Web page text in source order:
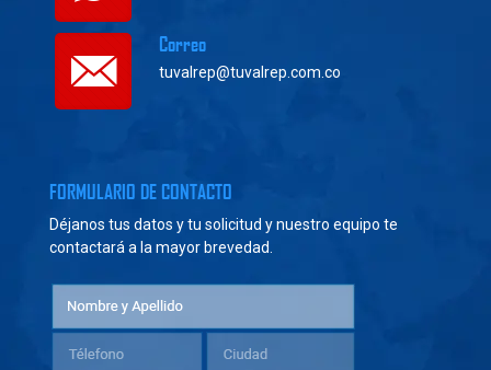
Correo
tuvalrep@tuvalrep.com.co
FORMULARIO DE CONTACTO
Déjanos tus datos y tu solicitud y nuestro equipo te
contactará a la mayor brevedad.